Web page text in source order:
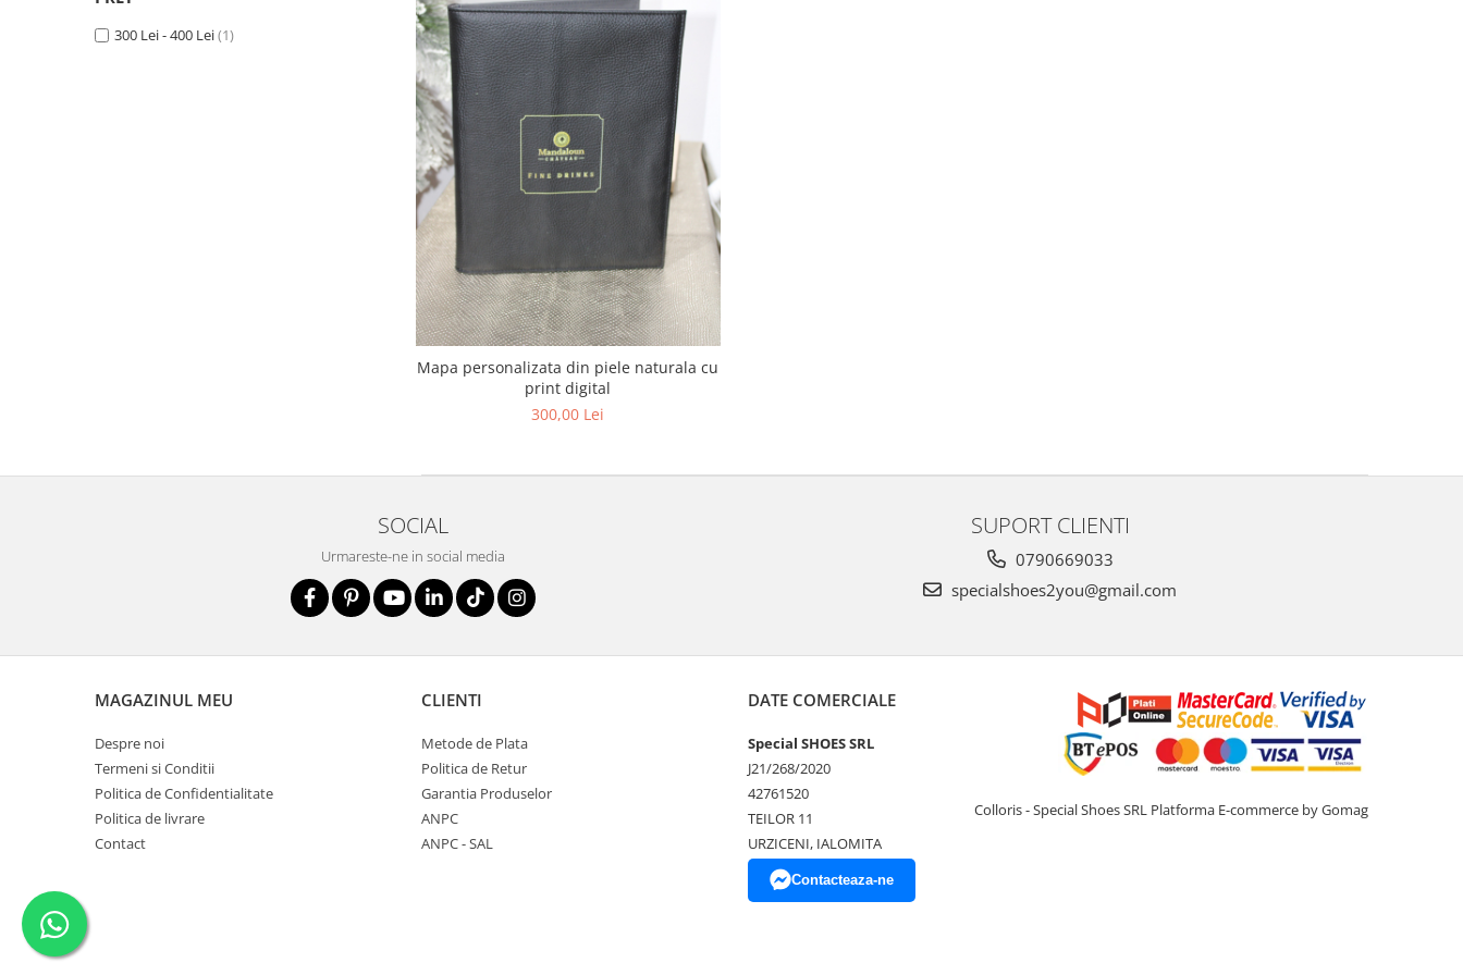
300 Lei - 400 Lei(1)
Mapa personalizata din piele naturala cu
print digital
300,00 Lei
SOCIAL
Urmareste-ne in social media
SUPORT CLIENTI
0790669033
specialshoes2you@gmail.com
MAGAZINUL MEU
Despre noi
Termeni si Conditii
Politica de Confidentialitate
Politica de livrare
Contact
CLIENTI
Metode de Plata
Politica de Retur
Garantia Produselor
ANPC
ANPC - SAL
DATE COMERCIALE
Special SHOES SRL
J21/268/2020
42761520
TEILOR 11
URZICENI, IALOMITA
Contacteaza-ne
Colloris - Special Shoes SRL Platforma E-commerce by Gomag